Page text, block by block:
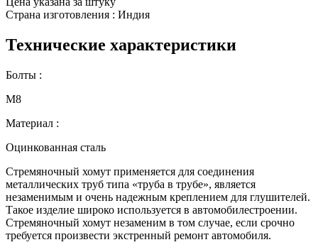
Страна изготовления : Индия
Технические характеристики
Болты :
М8
Материал :
Оцинкованная сталь
Стремяночный хомут применяется для соединения
металлических труб типа «труба в трубе», является
незаменимым и очень надежным креплением для глушителей.
Такое изделие широко используется в автомобилестроении.
Стремяночный хомут незаменим в том случае, если срочно
требуется произвести экстренный ремонт автомобиля.